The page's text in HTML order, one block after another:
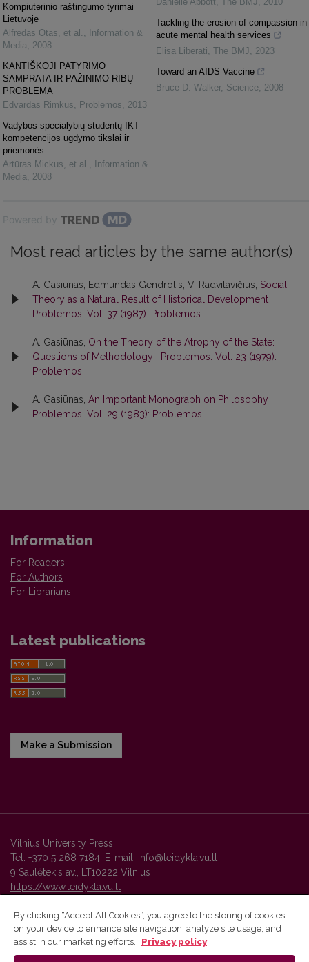
Kompiuterinio raštingumo tyrimai
Lietuvoje
Alfredas Otas, et al.
Information &
Media
2008
KANTIŠKOJI PATYRIMO
SAMPRATA IR PAŽINIMO RIBŲ
PROBLEMA
Edvardas Rimkus
Problemos
2013
Vadybos specialybių studentų IKT
kompetencijos ugdymo tikslai ir
priemonės
Artūras Mickus, et al.
Information &
Media
2008
Tackling the erosion of compassion in
acute mental health services
Elisa Liberati The BMJ
2023
Toward an AIDS Vaccine
Bruce D. Walker, Science 2008
Powered by
Most read articles by the same author(s)
A. Gasiūnas, Edmundas Gendrolis, V. Radvilavičius, Social
Theory as a Natural Result of Historical Development
Problemos: Vol. 37 (1987): Problemos
A. Gasiūnas, On the Theory of the Atrophy of the State:
Questions of Methodology
Problemos: Vol. 23 (1979):
Problemos
A. Gasiūnas, An Important Monograph on Philosophy
Problemos: Vol. 29 (1983): Problemos
Information
For Readers
For Authors
For Librarians
Latest publications
Make a Submission
Vilnius University Press
Tel. +370 5 268 7184, E-mail: info@leidykla.vu.lt
9 Saulėtekis av., LT10222 Vilnius
https://www.leidykla.vu.lt
Vilnius University Press platform and metadata are distributed by
By clicking “Accept All Cookies”, you agree to the storing of cookies
on your device to enhance site navigation, analyze site usage, and
assist in our marketing efforts.
Privacy policy